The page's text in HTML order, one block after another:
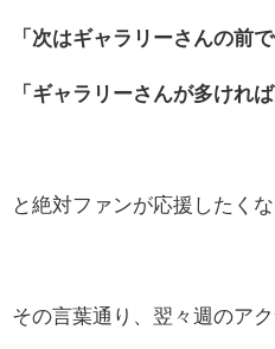
「次はギャラリーさんの前
「ギャラリーさんが多けれ
と絶対ファンが応援したく
その言葉通り、翌々週のア